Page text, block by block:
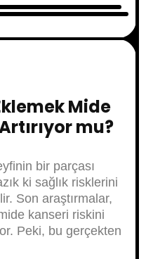
Mide
mu?
bir parçası
ki sağlık risklerini
Son araştırmalar,
kanseri riskini
Peki, bu gerçekten